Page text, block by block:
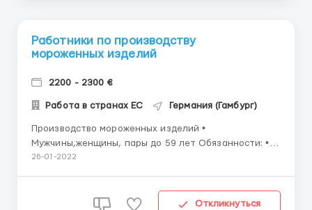
Работники по производству
мороженных изделий
2200 - 2300 €
Работа в странах ЕС Германия (Гамбург)
Производство мороженных изделий •
Мужчины,женщины, пары до 59 лет Обязанности: •
Работа в цеху, в котором производится мороженное
наполняют стаканчики,пластиковые упаковки и
26-01-2022
Откликнуться